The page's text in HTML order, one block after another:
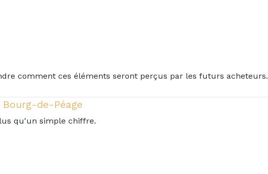
comment ces éléments seront perçus par les futurs acheteurs.
de-Péage
qu'un simple chiffre.